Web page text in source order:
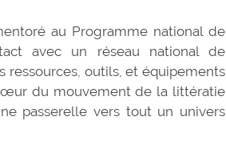
au Programme national de
avec un réseau national de
ressources, outils, et équipements
du mouvement de la littératie
passerelle vers tout un univers